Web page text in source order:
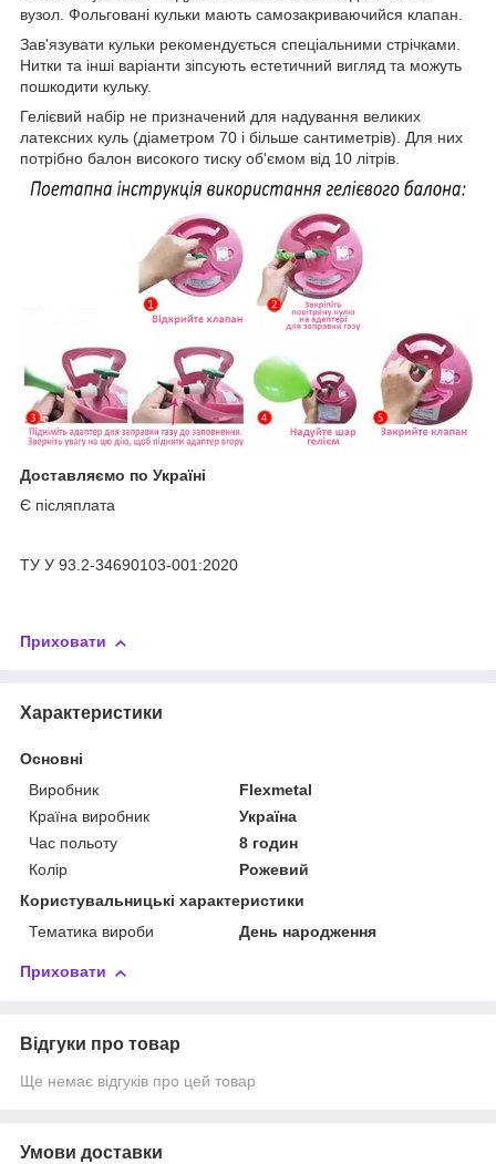
вузол. Фольговані кульки мають самозакриваючийся клапан.
Зав'язувати кульки рекомендується спеціальними стрічками.
Нитки та інші варіанти зіпсують естетичний вигляд та можуть
пошкодити кульку.
Гелієвий набір не призначений для надування великих
латексних куль (діаметром 70 і більше сантиметрів). Для них
потрібно балон високого тиску об'ємом від 10 літрів.
Доставляємо по Україні
Є післяплата
ТУ У 93.2-34690103-001:2020
Приховати
Характеристики
Основні
Виробник
Flexmetal
Країна виробник
Україна
Час польоту
8 годин
Колір
Рожевий
Користувальницькі характеристики
Тематика вироби
День народження
Приховати
Відгуки про товар
Ще немає відгуків про цей товар
Умови доставки